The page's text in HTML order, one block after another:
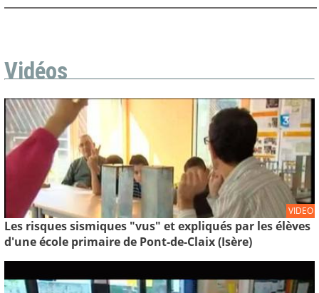
Vidéos
VIDEO
Les risques sismiques "vus" et expliqués par les élèves
d'une école primaire de Pont-de-Claix (Isère)